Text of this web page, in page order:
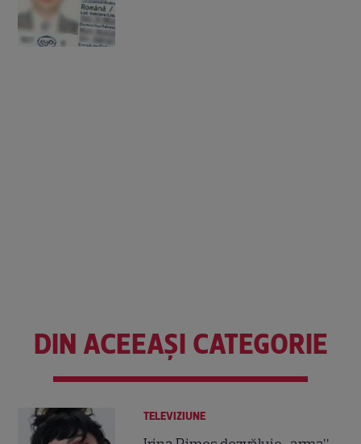
DIN ACEEAȘI CATEGORIE
TELEVIZIUNE